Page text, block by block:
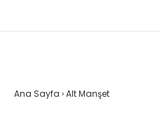
Ana Sayfa ›Alt Manşet